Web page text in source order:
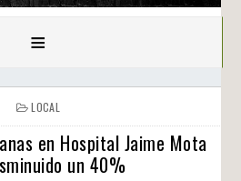
≡
LOCAL
en Hospital Jaime Mota
un 40%